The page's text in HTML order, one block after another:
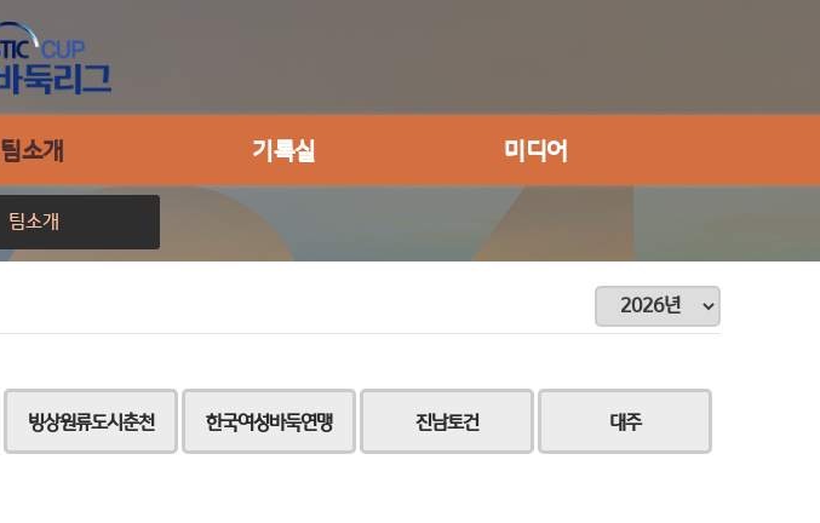
팀소개 기록실 미디어
팀소개
빙상원류도시춘천 한국여성바둑연맹 진남토건 대주